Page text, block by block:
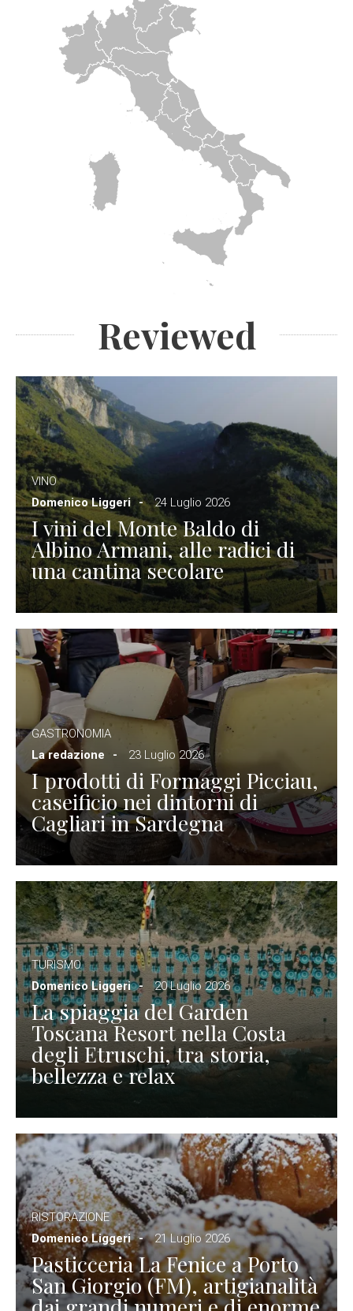
Reviewed
VINO
Domenico Liggeri
24 Luglio 2026
I vini del Monte Baldo di
Albino Armani, alle radici di
una cantina secolare
GASTRONOMIA
La redazione
23 Luglio 2026
I prodotti di Formaggi Picciau,
caseificio nei dintorni di
Cagliari in Sardegna
TURISMO
Domenico Liggeri
20 Luglio 2026
La spiaggia del Garden
Toscana Resort nella Costa
degli Etruschi, tra storia,
bellezza e relax
RISTORAZIONE
Domenico Liggeri
21 Luglio 2026
Pasticceria La Fenice a Porto
San Giorgio (FM), artigianalità